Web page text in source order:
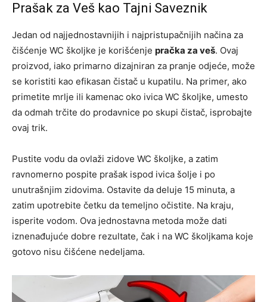
Prašak za Veš kao Tajni Saveznik
Jedan od najjednostavnijih i najpristupačnijih načina za
čišćenje WC školjke je korišćenje pračka za veš. Ovaj
proizvod, iako primarno dizajniran za pranje odjeće, može
se koristiti kao efikasan čistač u kupatilu. Na primer, ako
primetite mrlje ili kamenac oko ivica WC školjke, umesto
da odmah trčite do prodavnice po skupi čistač, isprobajte
ovaj trik.
Pustite vodu da ovlaži zidove WC školjke, a zatim
ravnomerno pospite prašak ispod ivica šolje i po
unutrašnjim zidovima. Ostavite da deluje 15 minuta, a
zatim upotrebite četku da temeljno očistite. Na kraju,
isperite vodom. Ova jednostavna metoda može dati
iznenađujuće dobre rezultate, čak i na WC školjkama koje
gotovo nisu čišćene nedeljama.